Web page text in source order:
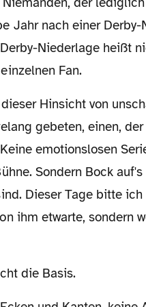
Jahr nach einer
Niederlage heißt
Fan.
gebeten, einen,
emotionslosen
Sondern Bock
Dieser Tage bitte
ihm etwarte, sondern
die Basis.